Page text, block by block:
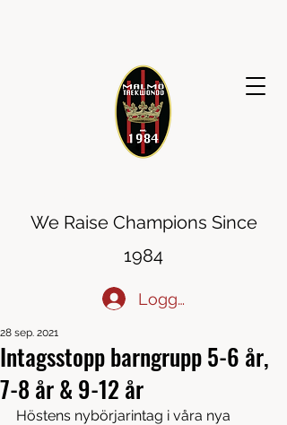
We Raise Champions Since
1984
Logga in
Intagsstopp barngrupp 5-6 år,
7-8 år & 9-12 år
28 sep. 2021
Höstens nybörjarintag i våra nya